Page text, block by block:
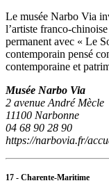
Le musée Narbo Via
l’artiste franco-
permanent avec « Le
contemporain pensé
contemporaine et
Musée Narbo Via
2 avenue André Mècle
11100 Narbonne
04 68 90 28 90
https://narbovia.fr/
17 - Charente-Maritime